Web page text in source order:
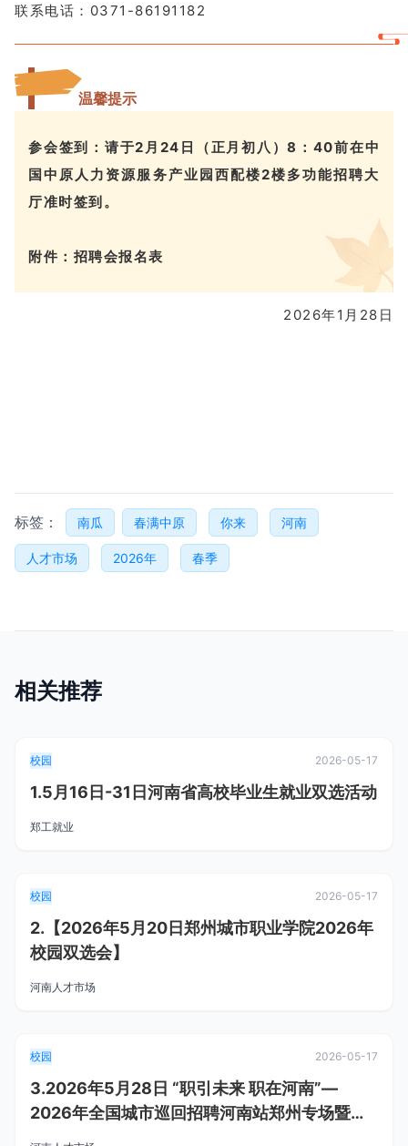
联系电话：0371-86191182
温馨提示
参会签到：请于2月24日（正月初八）8：40前在中
国中原人力资源服务产业园西配楼2楼多功能招聘大
厅准时签到。
附件： 招聘会报名表
2026年1月28日
标签： 南瓜 春满中原 你来 河南
人才市场 2026年 春季
相关推荐
校园 2026-05-17
1.5月16日-31日河南省高校毕业生就业双选活动
郑工就业
校园 2026-05-17
2.【2026年5月20日郑州城市职业学院2026年
校园双选会】
河南人才市场
校园 2026-05-17
3.2026年5月28日 “职引未来 职在河南”—
2026年全国城市巡回招聘河南站郑州专场暨郑
州大